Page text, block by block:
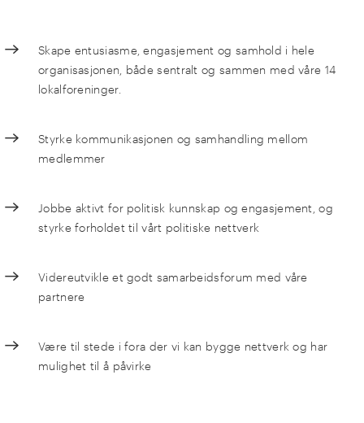
Skape entusiasme, engasjement og samhold i hele
organisasjonen, både sentralt og sammen med våre 14
lokalforeninger.
Styrke kommunikasjonen og samhandling mellom
medlemmer
Jobbe aktivt for politisk kunnskap og engasjement, og
styrke forholdet til vårt politiske nettverk
Videreutvikle et godt samarbeidsforum med våre
partnere
Være til stede i fora der vi kan bygge nettverk og har
mulighet til å påvirke